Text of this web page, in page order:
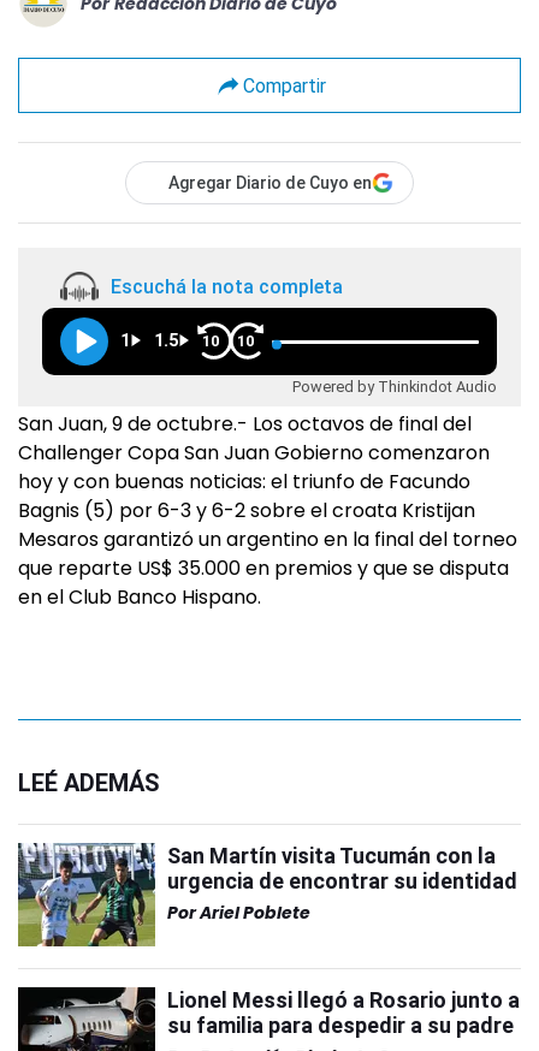
Compartir
Agregar Diario de Cuyo en
Escuchá la nota completa
1 1.5 10 10
Powered by Thinkindot Audio
San Juan, 9 de octubre.- Los octavos de final del
Challenger Copa San Juan Gobierno comenzaron
hoy y con buenas noticias: el triunfo de Facundo
Bagnis (5) por 6-3 y 6-2 sobre el croata Kristijan
Mesaros garantizó un argentino en la final del torneo
que reparte US$ 35.000 en premios y que se disputa
en el Club Banco Hispano.
LEÉ ADEMÁS
San Martín visita Tucumán con la
urgencia de encontrar su identidad
PorAriel Poblete
Lionel Messi llegó a Rosario junto a
su familia para despedir a su padre